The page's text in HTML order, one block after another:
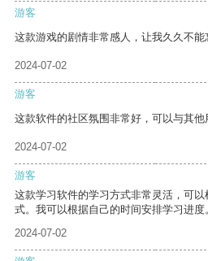
游客
这款游戏的剧情非常感人，让我久久不能
2024-07-02
游客
这款软件的社区氛围非常好，可以与其他
2024-07-02
游客
这款学习软件的学习方式非常灵活，可
式。我可以根据自己的时间安排学习进度
2024-07-02